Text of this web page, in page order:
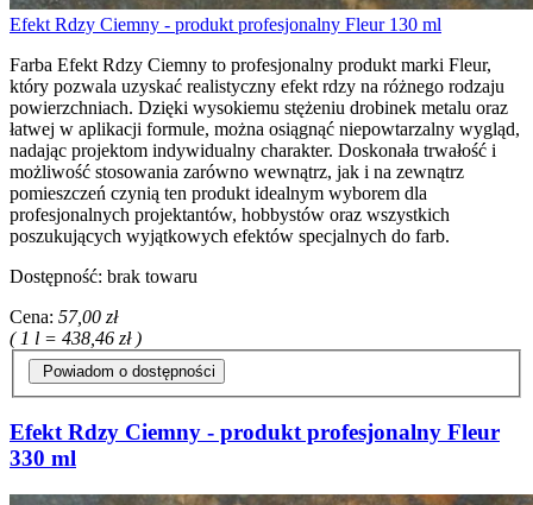
Efekt Rdzy Ciemny - produkt profesjonalny Fleur 130 ml
Farba Efekt Rdzy Ciemny to profesjonalny produkt marki Fleur,
który pozwala uzyskać realistyczny efekt rdzy na różnego rodzaju
powierzchniach. Dzięki wysokiemu stężeniu drobinek metalu oraz
łatwej w aplikacji formule, można osiągnąć niepowtarzalny wygląd,
nadając projektom indywidualny charakter. Doskonała trwałość i
możliwość stosowania zarówno wewnątrz, jak i na zewnątrz
pomieszczeń czynią ten produkt idealnym wyborem dla
profesjonalnych projektantów, hobbystów oraz wszystkich
poszukujących wyjątkowych efektów specjalnych do farb.
Dostępność: brak towaru
Cena: 57,00 zł
( 1 l = 438,46 zł )
Powiadom o dostępności
Efekt Rdzy Ciemny - produkt profesjonalny Fleur
330 ml